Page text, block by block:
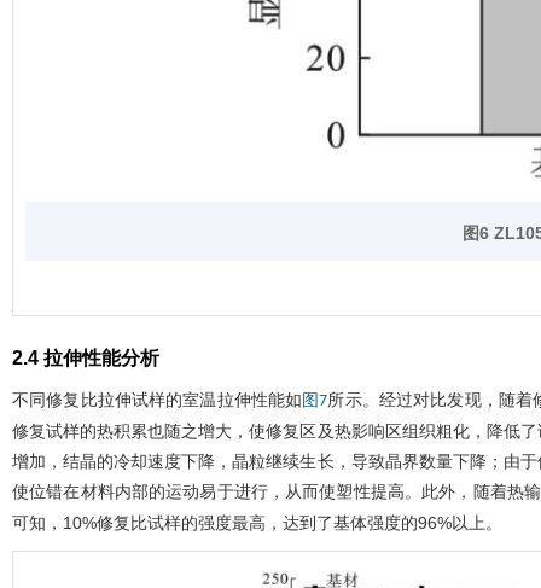
图6
2.4 拉伸性能分析
不同修复比拉伸试样的室温拉伸性能如 图7所示。经过对比发现，随着
修复试样的热积累也随之增大，使修复区及热影响区组织粗化，降低
增加，结晶的冷却速度下降，晶粒继续生长，导致晶界数量下降；由
使位错在材料内部的运动易于进行，从而使塑性提高。此外，随着热
可知，10%修复比试样的强度最高，达到了基体强度的96%以上。